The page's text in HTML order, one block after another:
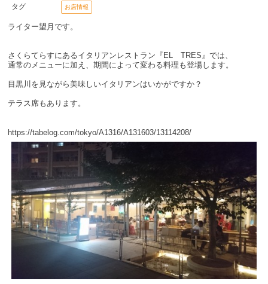
タグ お店情報
ライター望月です。
さくらてらすにあるイタリアンレストラン『EL TRES』では、
通常のメニューに加え、期間によって変わる料理も登場します。
目黒川を見ながら美味しいイタリアンはいかがですか？
テラス席もあります。
https://tabelog.com/tokyo/A1316/A131603/13114208/